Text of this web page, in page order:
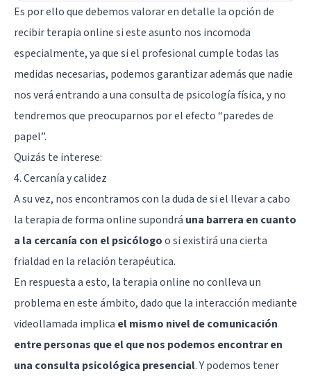
Es por ello que debemos valorar en detalle la opción de
recibir terapia online si este asunto nos incomoda
especialmente, ya que si el profesional cumple todas las
medidas necesarias, podemos garantizar además que nadie
nos verá entrando a una consulta de psicología física, y no
tendremos que preocuparnos por el efecto “paredes de
papel”.
Quizás te interese:
4. Cercanía y calidez
A su vez, nos encontramos con la duda de si el llevar a cabo
la terapia de forma online supondrá una barrera en cuanto
a la cercanía con el psicólogoo si existirá una cierta
frialdad en la relación terapéutica.
En respuesta a esto, la terapia online no conlleva un
problema en este ámbito, dado que la interacción mediante
videollamada implica el mismo nivel de comunicación
entre personas que el que nos podemos encontrar en
una consulta psicológica presencial. Y podemos tener